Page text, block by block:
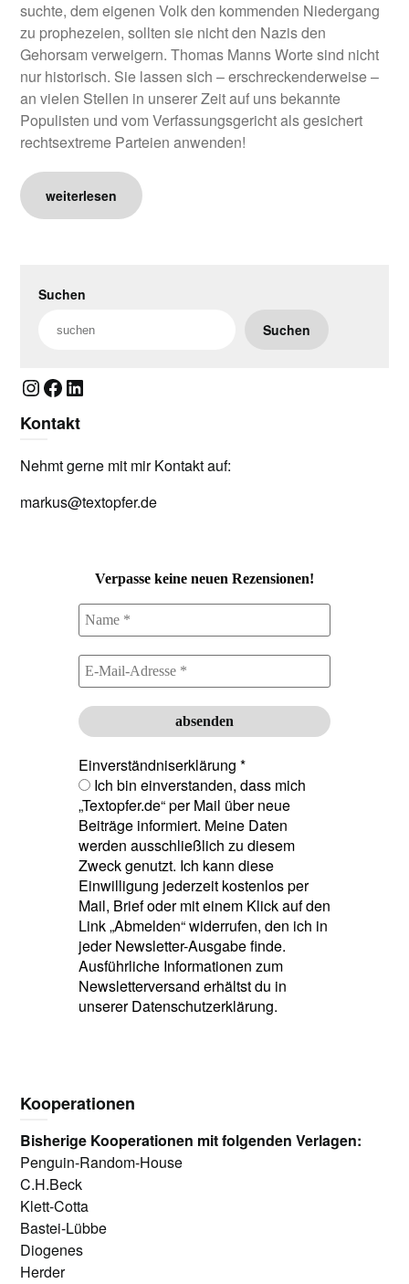
suchte, dem eigenen Volk den kommenden Niedergang
zu prophezeien, sollten sie nicht den Nazis den
Gehorsam verweigern. Thomas Manns Worte sind nicht
nur historisch. Sie lassen sich – erschreckenderweise –
an vielen Stellen in unserer Zeit auf uns bekannte
Populisten und vom Verfassungsgericht als gesichert
rechtsextreme Parteien anwenden!
weiterlesen
Suchen
Suchen
Instagram
Facebook
LinkedIn
Kontakt
Nehmt gerne mit mir Kontakt auf:
markus@textopfer.de
Verpasse keine neuen Rezensionen!
Einverständniserklärung *
Ich bin einverstanden, dass mich
„Textopfer.de“ per Mail über neue
Beiträge informiert. Meine Daten
werden ausschließlich zu diesem
Zweck genutzt. Ich kann diese
Einwilligung jederzeit kostenlos per
Mail, Brief oder mit einem Klick auf den
Link „Abmelden“ widerrufen, den ich in
jeder Newsletter-Ausgabe finde.
Ausführliche Informationen zum
Newsletterversand erhältst du in
unserer Datenschutzerklärung.
Kooperationen
Bisherige Kooperationen mit folgenden Verlagen:
Penguin-Random-House
C.H.Beck
Klett-Cotta
Bastei-Lübbe
Diogenes
Herder